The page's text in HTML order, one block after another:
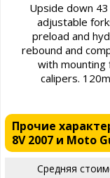
Upside down
adjustable
preload and
rebound and
with mounting
calipers.
Прочие
8V 2007 и Moto
Средняя